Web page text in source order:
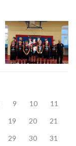
9 10
11
19 20
21
29 30
31